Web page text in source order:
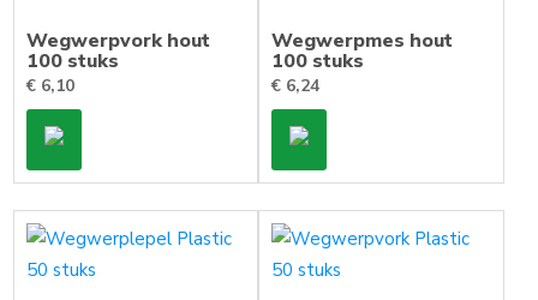
Wegwerpvork hout
100 stuks
€ 6,10
Wegwerpmes hout
100 stuks
€ 6,24